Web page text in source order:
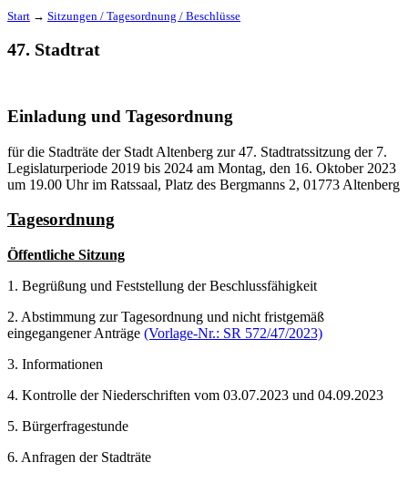
Start → Sitzungen / Tagesordnung / Beschlüsse
47. Stadtrat
Einladung und Tagesordnung
für die Stadträte der Stadt Altenberg zur 47. Stadtratssitzung der 7.
Legislaturperiode 2019 bis 2024 am Montag, den 16. Oktober 2023
um 19.00 Uhr im Ratssaal, Platz des Bergmanns 2, 01773 Altenberg
Tagesordnung
Öffentliche Sitzung
1. Begrüßung und Feststellung der Beschlussfähigkeit
2. Abstimmung zur Tagesordnung und nicht fristgemäß
eingegangener Anträge (Vorlage-Nr.: SR 572/47/2023)
3. Informationen
4. Kontrolle der Niederschriften vom 03.07.2023 und 04.09.2023
5. Bürgerfragestunde
6. Anfragen der Stadträte